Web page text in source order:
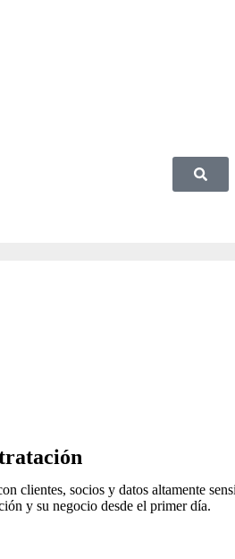
clientes, socios y datos altamente
y su negocio desde el primer día.